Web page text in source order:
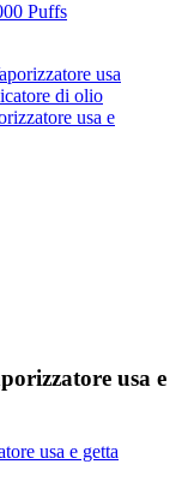
Puffs
usa e
usa e